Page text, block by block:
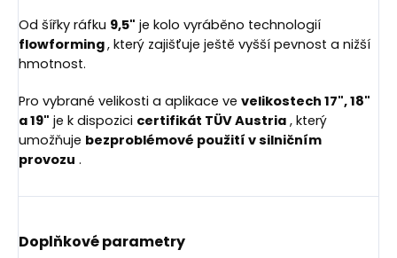
Od šířky ráfku 9,5" je kolo vyráběno technologií
flowforming, který zajišťuje ještě vyšší pevnost a nižší
hmotnost.
Pro vybrané velikosti a aplikace ve velikostech 17", 18"
a 19" je k dispozici certifikát TÜV Austria , který
umožňuje bezproblémové použití v silničním
provozu .
Doplňkové parametry